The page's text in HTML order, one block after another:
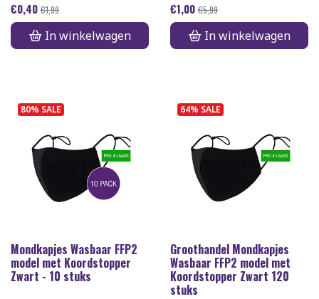
€0,40 €1,99
In winkelwagen
€1,00 €5,99
In winkelwagen
80% SALE
Mondkapjes Wasbaar FFP2
model met Koordstopper
Zwart - 10 stuks
64% SALE
Groothandel Mondkapjes
Wasbaar FFP2 model met
Koordstopper Zwart 120
stuks